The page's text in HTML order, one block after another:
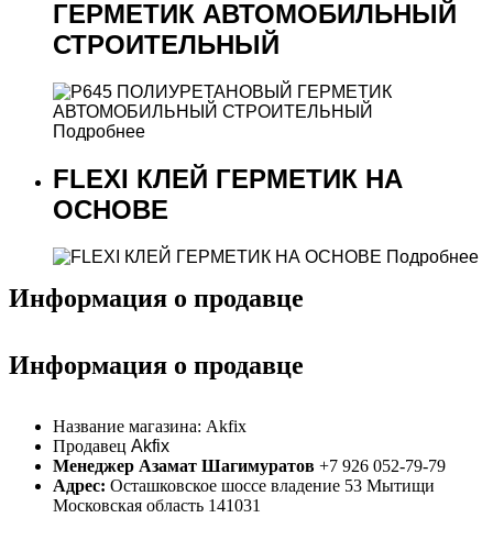
ГЕРМЕТИК АВТОМОБИЛЬНЫЙ
СТРОИТЕЛЬНЫЙ
Подробнее
FLEXI КЛЕЙ ГЕРМЕТИК НА
ОСНОВЕ
Подробнее
Информация о продавце
Информация о продавце
Название магазина: Akfix
Продавец Akfix
Менеджер Азамат Шагимуратов +7 926 052-79-79
Адрес: Осташковское шоссе владение 53 Мытищи
Московская область 141031